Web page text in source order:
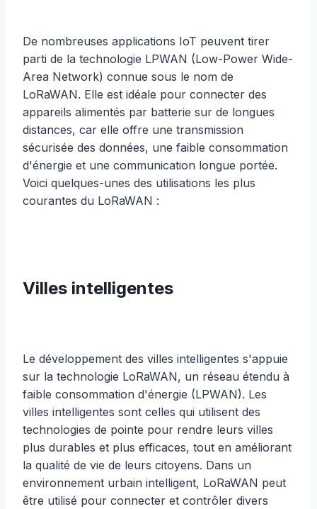
De nombreuses applications IoT peuvent tirer
parti de la technologie LPWAN (Low-Power Wide-
Area Network) connue sous le nom de
LoRaWAN. Elle est idéale pour connecter des
appareils alimentés par batterie sur de longues
distances, car elle offre une transmission
sécurisée des données, une faible consommation
d'énergie et une communication longue portée.
Voici quelques-unes des utilisations les plus
courantes du LoRaWAN :
Villes intelligentes
Le développement des villes intelligentes s'appuie
sur la technologie LoRaWAN, un réseau étendu à
faible consommation d'énergie (LPWAN). Les
villes intelligentes sont celles qui utilisent des
technologies de pointe pour rendre leurs villes
plus durables et plus efficaces, tout en améliorant
la qualité de vie de leurs citoyens. Dans un
environnement urbain intelligent, LoRaWAN peut
être utilisé pour connecter et contrôler divers